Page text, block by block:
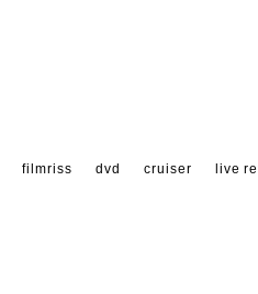
filmriss dvd cruiser live